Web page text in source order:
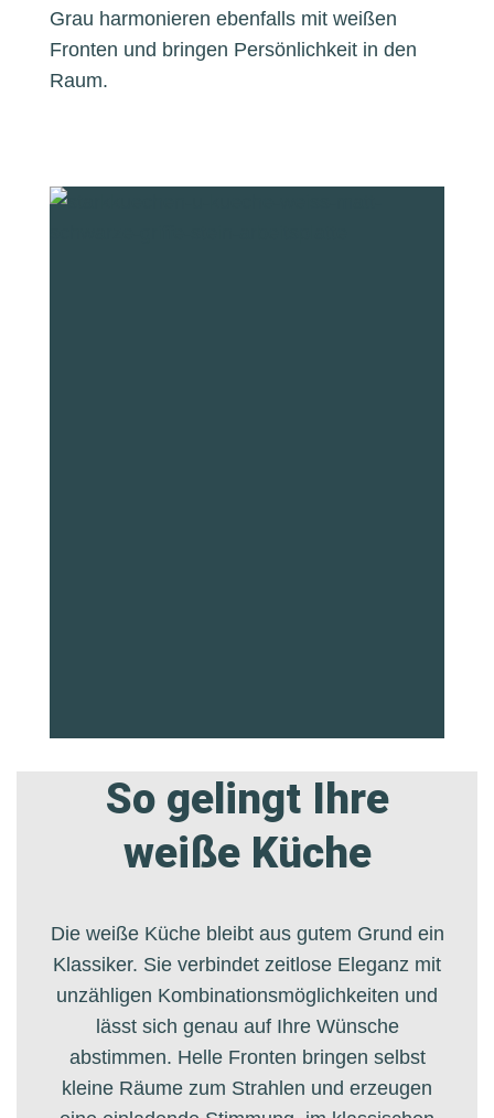
Grau harmonieren ebenfalls mit weißen
Fronten und bringen Persönlichkeit in den
Raum.
So gelingt Ihre
weiße Küche
Die weiße Küche bleibt aus gutem Grund ein
Klassiker. Sie verbindet zeitlose Eleganz mit
unzähligen Kombinationsmöglichkeiten und
lässt sich genau auf Ihre Wünsche
abstimmen. Helle Fronten bringen selbst
kleine Räume zum Strahlen und erzeugen